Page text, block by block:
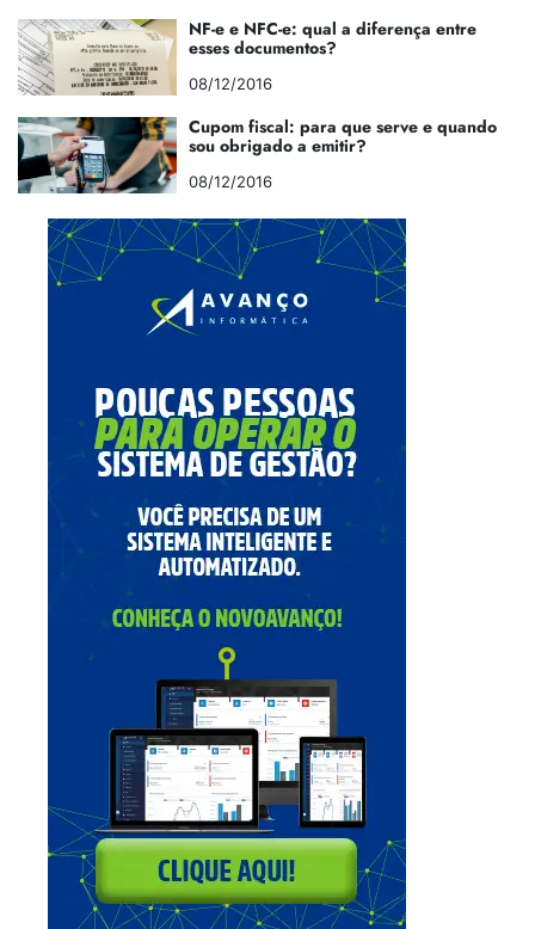
NF-e e NFC-e: qual a diferença entre
esses documentos?
08/12/2016
Cupom fiscal: para que serve e quando
sou obrigado a emitir?
08/12/2016